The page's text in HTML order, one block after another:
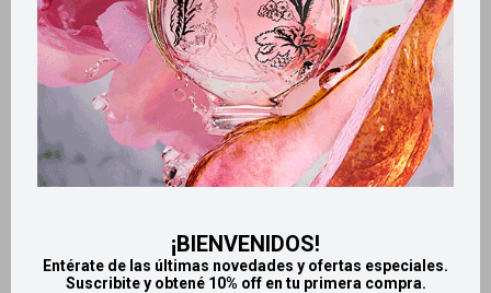
¡BIENVENIDOS!
Entérate de las últimas novedades y ofertas especiales.
Suscribite y obtené 10% off en tu primera compra.
Productos que te pueden interesar